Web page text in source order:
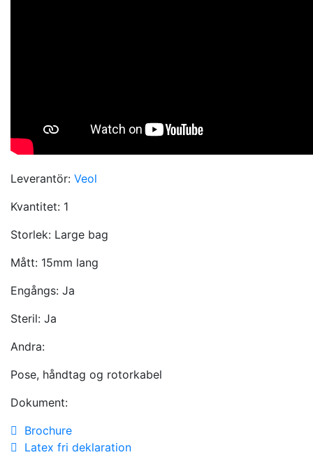
Leverantör: Veol
Kvantitet: 1
Storlek: Large bag
Mått: 15mm lang
Engångs: Ja
Steril: Ja
Andra:
Pose, håndtag og rotorkabel
Dokument:
Brochure
Latex fri deklaration